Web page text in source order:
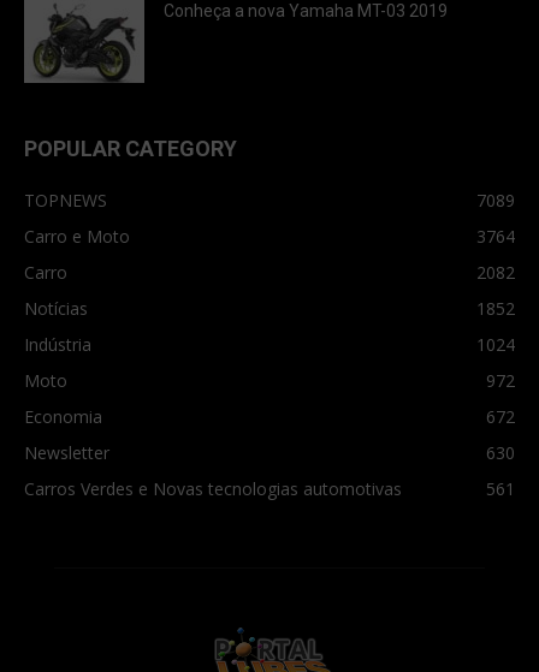
Conheça a nova Yamaha MT-03 2019
POPULAR CATEGORY
TOPNEWS
7089
Carro e Moto
3764
Carro
2082
Notícias
1852
Indústria
1024
Moto
972
Economia
672
Newsletter
630
Carros Verdes e Novas tecnologias automotivas
561